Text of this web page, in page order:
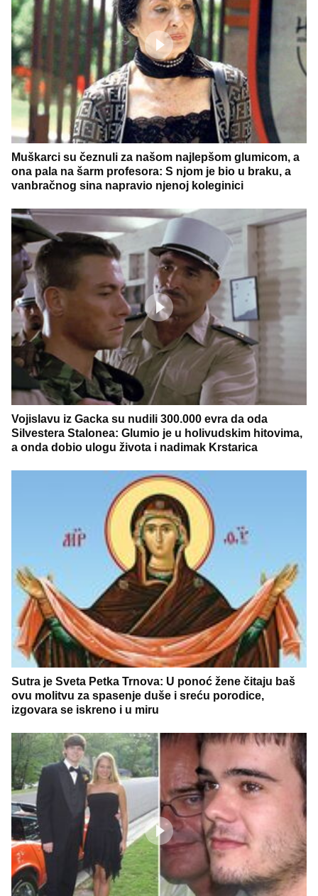
Muškarci su čeznuli za našom najlepšom glumicom, a
ona pala na šarm profesora: S njom je bio u braku, a
vanbračnog sina napravio njenoj koleginici
Vojislavu iz Gacka su nudili 300.000 evra da oda
Silvestera Stalonea: Glumio je u holivudskim hitovima,
a onda dobio ulogu života i nadimak Krstarica
Sutra je Sveta Petka Trnova: U ponoć žene čitaju baš
ovu molitvu za spasenje duše i sreću porodice,
izgovara se iskreno i u miru